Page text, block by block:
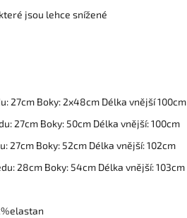
jsou lehce snížené
27cm Boky: 2x48cm Délka vnější 100cm
27cm Boky: 50cm Délka vnější: 100cm
27cm Boky: 52cm Délka vnější: 102cm
28cm Boky: 54cm Délka vnější: 103cm